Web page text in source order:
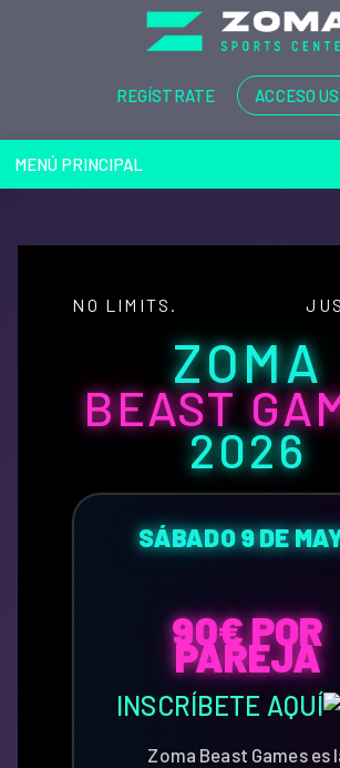
REGÍSTRATE ACCESO
MENÚ PRINCIPAL
NO LIMITS.
ZOMA
BEAST
2026
SÁBADO 9 DE
90€ POR
PAREJA
INSCRÍBETE AQUÍ
Zoma Beast Games es